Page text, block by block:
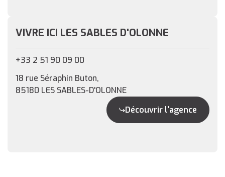
VIVRE ICI LES SABLES D'OLONNE
+33 2 51 90 09 00
18 rue Séraphin Buton,
85180 LES SABLES-D'OLONNE
Découvrir l'agence